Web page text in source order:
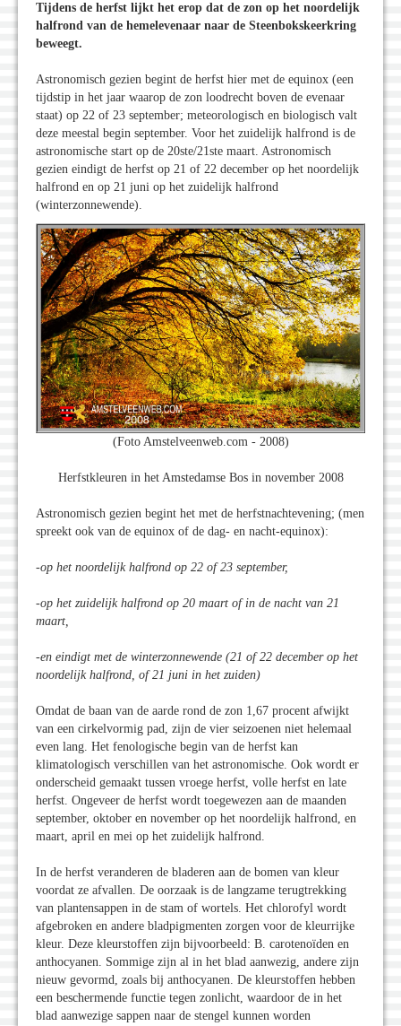
Tijdens de herfst lijkt het erop dat de zon op het noordelijk
halfrond van de hemelevenaar naar de Steenbokskeerkring
beweegt.
Astronomisch gezien begint de herfst hier met de equinox (een
tijdstip in het jaar waarop de zon loodrecht boven de evenaar
staat) op 22 of 23 september; meteorologisch en biologisch valt
deze meestal begin september. Voor het zuidelijk halfrond is de
astronomische start op de 20ste/21ste maart. Astronomisch
gezien eindigt de herfst op 21 of 22 december op het noordelijk
halfrond en op 21 juni op het zuidelijk halfrond
(winterzonnewende).
(Foto Amstelveenweb.com - 2008)
Herfstkleuren in het Amstedamse Bos in november 2008
Astronomisch gezien begint het met de herfstnachtevening; (men
spreekt ook van de equinox of de dag- en nacht-equinox):
-op het noordelijk halfrond op 22 of 23 september,
-op het zuidelijk halfrond op 20 maart of in de nacht van 21
maart,
-en eindigt met de winterzonnewende (21 of 22 december op het
noordelijk halfrond, of 21 juni in het zuiden)
Omdat de baan van de aarde rond de zon 1,67 procent afwijkt
van een cirkelvormig pad, zijn de vier seizoenen niet helemaal
even lang. Het fenologische begin van de herfst kan
klimatologisch verschillen van het astronomische. Ook wordt er
onderscheid gemaakt tussen vroege herfst, volle herfst en late
herfst. Ongeveer de herfst wordt toegewezen aan de maanden
september, oktober en november op het noordelijk halfrond, en
maart, april en mei op het zuidelijk halfrond.
In de herfst veranderen de bladeren aan de bomen van kleur
voordat ze afvallen. De oorzaak is de langzame terugtrekking
van plantensappen in de stam of wortels. Het chlorofyl wordt
afgebroken en andere bladpigmenten zorgen voor de kleurrijke
kleur. Deze kleurstoffen zijn bijvoorbeeld: B. carotenoïden en
anthocyanen. Sommige zijn al in het blad aanwezig, andere zijn
nieuw gevormd, zoals bij anthocyanen. De kleurstoffen hebben
een beschermende functie tegen zonlicht, waardoor de in het
blad aanwezige sappen naar de stengel kunnen worden